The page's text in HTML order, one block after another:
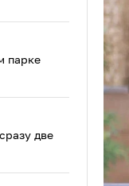
парке
две